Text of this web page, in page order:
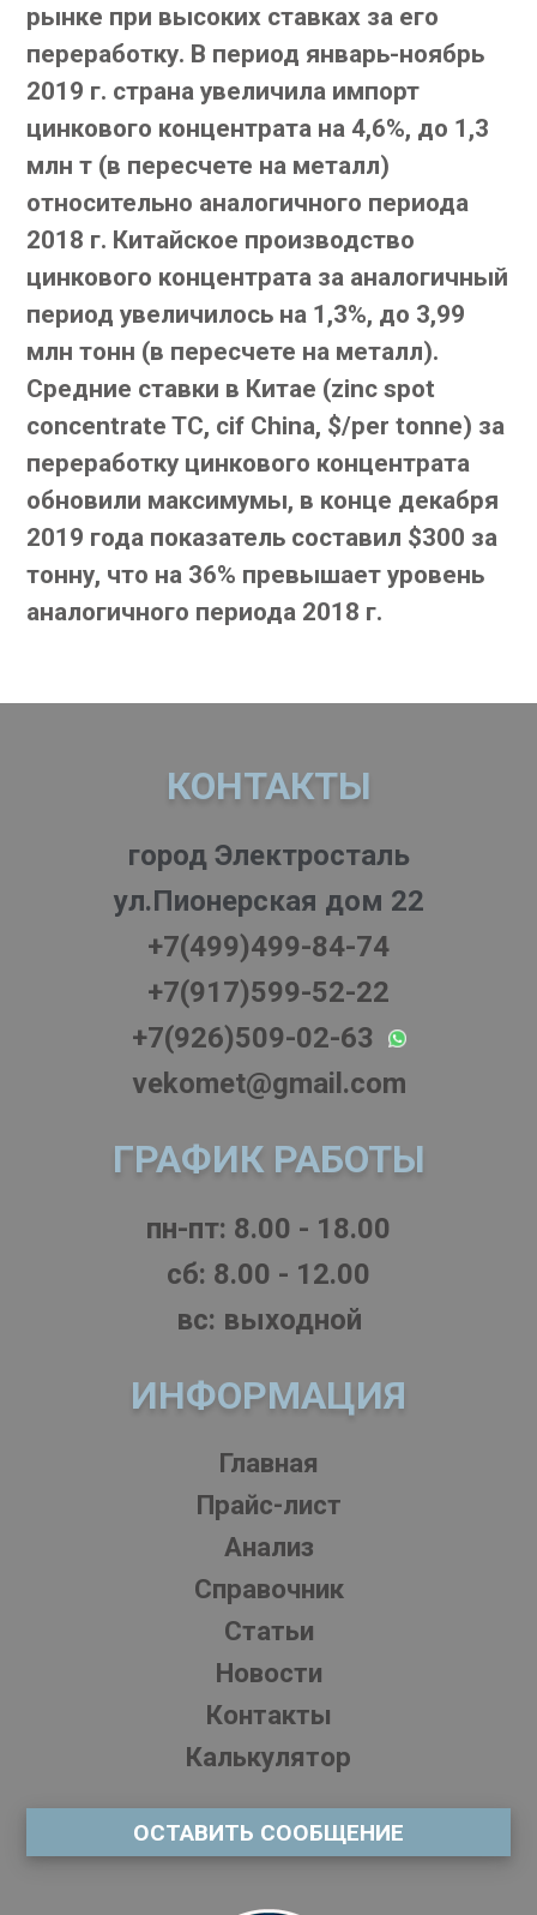
рынке при высоких ставках за его
переработку. В период январь-ноябрь
2019 г. страна увеличила импорт
цинкового концентрата на 4,6%, до 1,3
млн т (в пересчете на металл)
относительно аналогичного периода
2018 г. Китайское производство
цинкового концентрата за аналогичный
период увеличилось на 1,3%, до 3,99
млн тонн (в пересчете на металл).
Средние ставки в Китае (zinc spot
concentrate TC, cif China, $/per tonne) за
переработку цинкового концентрата
обновили максимумы, в конце декабря
2019 года показатель составил $300 за
тонну, что на 36% превышает уровень
аналогичного периода 2018 г.
КОНТАКТЫ
город Электросталь
ул.Пионерская дом 22
+7(499)499-84-74
+7(917)599-52-22
+7(926)509-02-63
vekomet@gmail.com
ГРАФИК РАБОТЫ
пн-пт: 8.00 - 18.00
cб: 8.00 - 12.00
вс: выходной
ИНФОРМАЦИЯ
Главная
Прайс-лист
Анализ
Справочник
Статьи
Новости
Контакты
Калькулятор
ОСТАВИТЬ СООБЩЕНИЕ